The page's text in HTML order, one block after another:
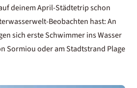
deinem April-Städtetrip schon
Beobachten hast: An
sich erste Schwimmer ins Wasser
Sormiou oder am Stadtstrand Plage